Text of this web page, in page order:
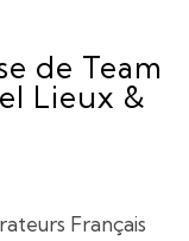
de Team
Lieux &
Français